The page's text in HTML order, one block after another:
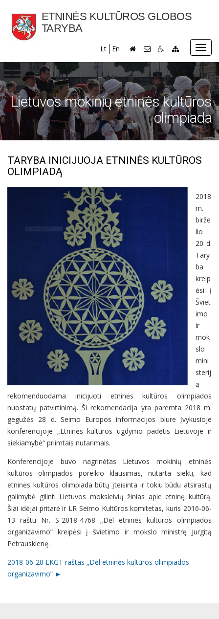
ETNINĖS KULTŪROS GLOBOS
TARYBA
Lt En
Lietuvos mokinių etninės kultūros
olimpiada
TARYBA INICIJUOJA ETNINĖS KULTŪROS
OLIMPIADĄ
2018
m.
birže
lio
20 d.
Tary
ba
kreip
ėsi į
Šviet
imo
ir
mok
slo
mini
sterij
ą
rekomenduodama inicijuoti etninės kultūros olimpiados
nuostatų patvirtinimą. Ši rekomendacija yra paremta 2018 m.
gegužės 28 d. Seimo Europos informacijos biure įvykusioje
konferencijoje „Etninės kultūros ugdymo padėtis Lietuvoje ir
siekiamybė“ priimtais nutarimais.
Konferencijoje buvo nagrinėtas Lietuvos mokinių etninės
kultūros olimpiados poreikio klausimas, nutarta siekti, kad
etninės kultūros olimpiada būtų įteisinta ir tokiu būdu atsirastų
galimybė gilinti Lietuvos moksleivių žinias apie etninę kultūrą.
Šiai idėjai pritarė ir LR Seimo Kultūros komitetas, kuris 2016-06-
13 raštu Nr. S-2018-4768 „Dėl etninės kultūros olimpiados
organizavimo“ kreipėsi į švietimo ir mokslo ministrę Jurgitą
Petrauskienę.
2018-06-20 EKGT raštas „Dėl etninės kultūros olimpiados
organizavimo“ ►